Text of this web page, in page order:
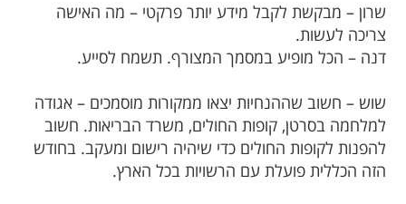
שרון – מבקשת לקבל מידע יותר פרקטי – מה האישה
צריכה לעשות.
דנה – הכל מופיע במסמך המצורף. תשמח לסייע.
שוש – חשוב שההנחיות יצאו ממקורות מוסמכים – אגודה
למלחמה בסרטן, קופות החולים, משרד הבריאות. חשוב
להפנות לקופות החולים כדי שיהיה רישום ומעקב. בחודש
הזה הכללית פועלת עם הרשויות בכל הארץ.